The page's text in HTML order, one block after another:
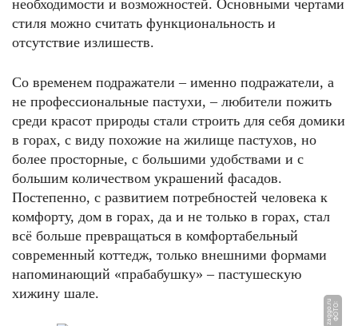
необходимости и возможностей. Основными чертами
стиля можно считать функциональность и
отсутствие излишеств.
Со временем подражатели – именно подражатели, а
не профессиональные пастухи, – любители пожить
среди красот природы стали строить для себя домики
в горах, с виду похожие на жилище пастухов, но
более просторные, с большими удобствами и с
большим количеством украшений фасадов.
Постепенно, с развитием потребностей человека к
комфорту, дом в горах, да и не только в горах, стал
всё больше превращаться в комфортабельный
современный коттедж, только внешними формами
напоминающий «прабабушку» – пастушескую
хижину шале.
Ф
О
Т
О:
z
a
g
g
o.
r
u